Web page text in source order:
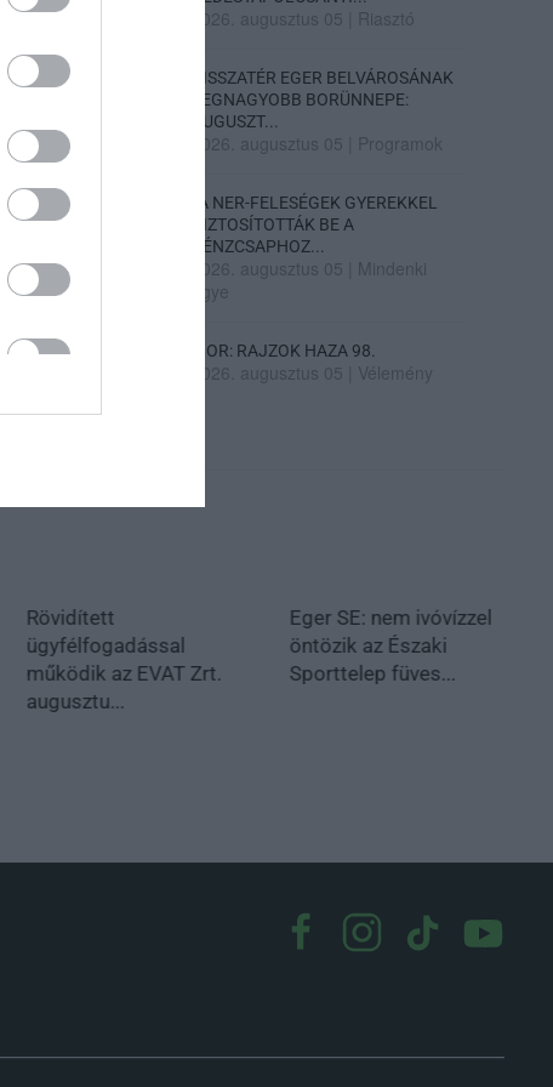
2026. augusztus 05 Riasztó
VISSZATÉR EGER BELVÁROSÁNAK
LEGNAGYOBB BORÜNNEPE:
AUGUSZT...
2026. augusztus 05 Programok
„A NER-FELESÉGEK GYEREKKEL
BIZTOSÍTOTTÁK BE A
PÉNZCSAPHOZ...
2026. augusztus 05
Mindenki
ügye
SIOR: RAJZOK HAZA 98.
2026. augusztus 05 Vélemény
Rövidített
ügyfélfogadással
működik az EVAT Zrt.
augusztu...
Eger SE: nem ivóvízzel
öntözik az Északi
Sporttelep füves...